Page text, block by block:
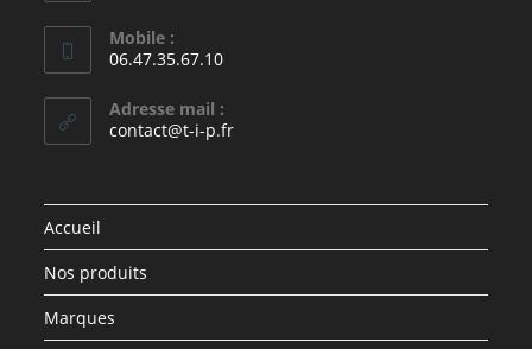
Mobile :
06.47.35.67.10
Adresse mail :
contact@t-i-p.fr
Accueil
Nos produits
Marques